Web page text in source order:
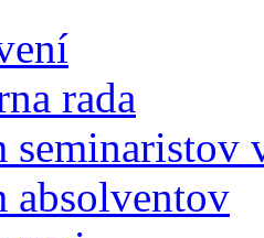
rada
seminaristov
absolventov